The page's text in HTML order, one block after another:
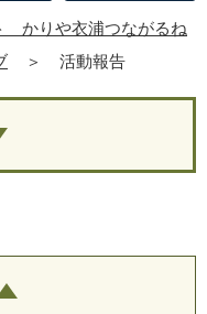
かりや衣浦つながるね
＞ 活動報告